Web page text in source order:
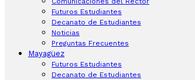
Futuros Estudiantes
Decanato de Estudiantes
Noticias
Preguntas Frecuentes
Mayagüez
Futuros Estudiantes
Decanato de Estudiantes